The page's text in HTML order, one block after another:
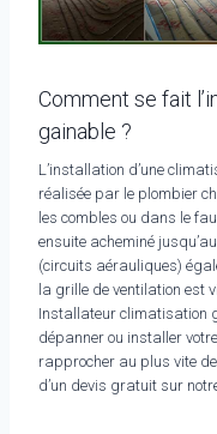
Comment se fait
gainable ?
L’installation d’une
réalisée par le plombier
les combles ou dans le
ensuite acheminé
(circuits aérauliques)
la grille de ventilation est
Installateur climatisation
dépanner ou installer
rapprocher au plus vite
d’un devis gratuit sur